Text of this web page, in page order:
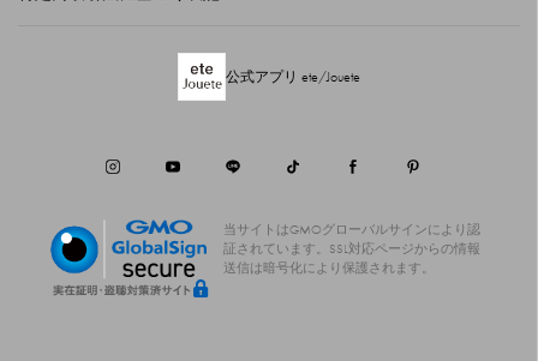
公式アプリ ete/Jouete
当サイトはGMOグローバルサインにより認
証されています。
SSL対応ページからの情報
送信は暗号化により保護されます。